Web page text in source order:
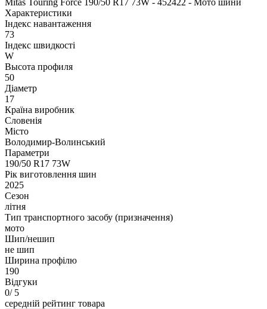
Характеристики
Індекс навантаження
73
Індекс швидкості
W
Высота профиля
50
Діаметр
17
Країна виробник
Словенія
Місто
Володимир-Волинський
Параметри
190/50 R17 73W
Рік виготовлення шин
2025
Сезон
літня
Тип транспортного засобу (призначення)
мото
Шип/нешип
не шип
Ширина профілю
190
Відгуки
0/ 5
середній рейтинг товара